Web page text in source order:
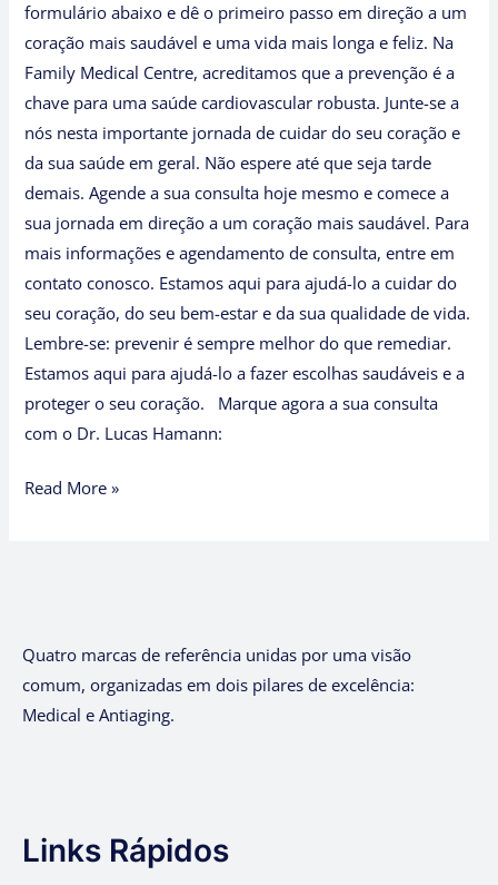
formulário abaixo e dê o primeiro passo em direção a um
coração mais saudável e uma vida mais longa e feliz. Na
Family Medical Centre, acreditamos que a prevenção é a
chave para uma saúde cardiovascular robusta. Junte-se a
nós nesta importante jornada de cuidar do seu coração e
da sua saúde em geral. Não espere até que seja tarde
demais. Agende a sua consulta hoje mesmo e comece a
sua jornada em direção a um coração mais saudável. Para
mais informações e agendamento de consulta, entre em
contato conosco. Estamos aqui para ajudá-lo a cuidar do
seu coração, do seu bem-estar e da sua qualidade de vida.
Lembre-se: prevenir é sempre melhor do que remediar.
Estamos aqui para ajudá-lo a fazer escolhas saudáveis e a
proteger o seu coração. Marque agora a sua consulta
com o Dr. Lucas Hamann:
Read More »
Quatro marcas de referência unidas por uma visão
comum, organizadas em dois pilares de excelência:
Medical e Antiaging.
Links Rápidos